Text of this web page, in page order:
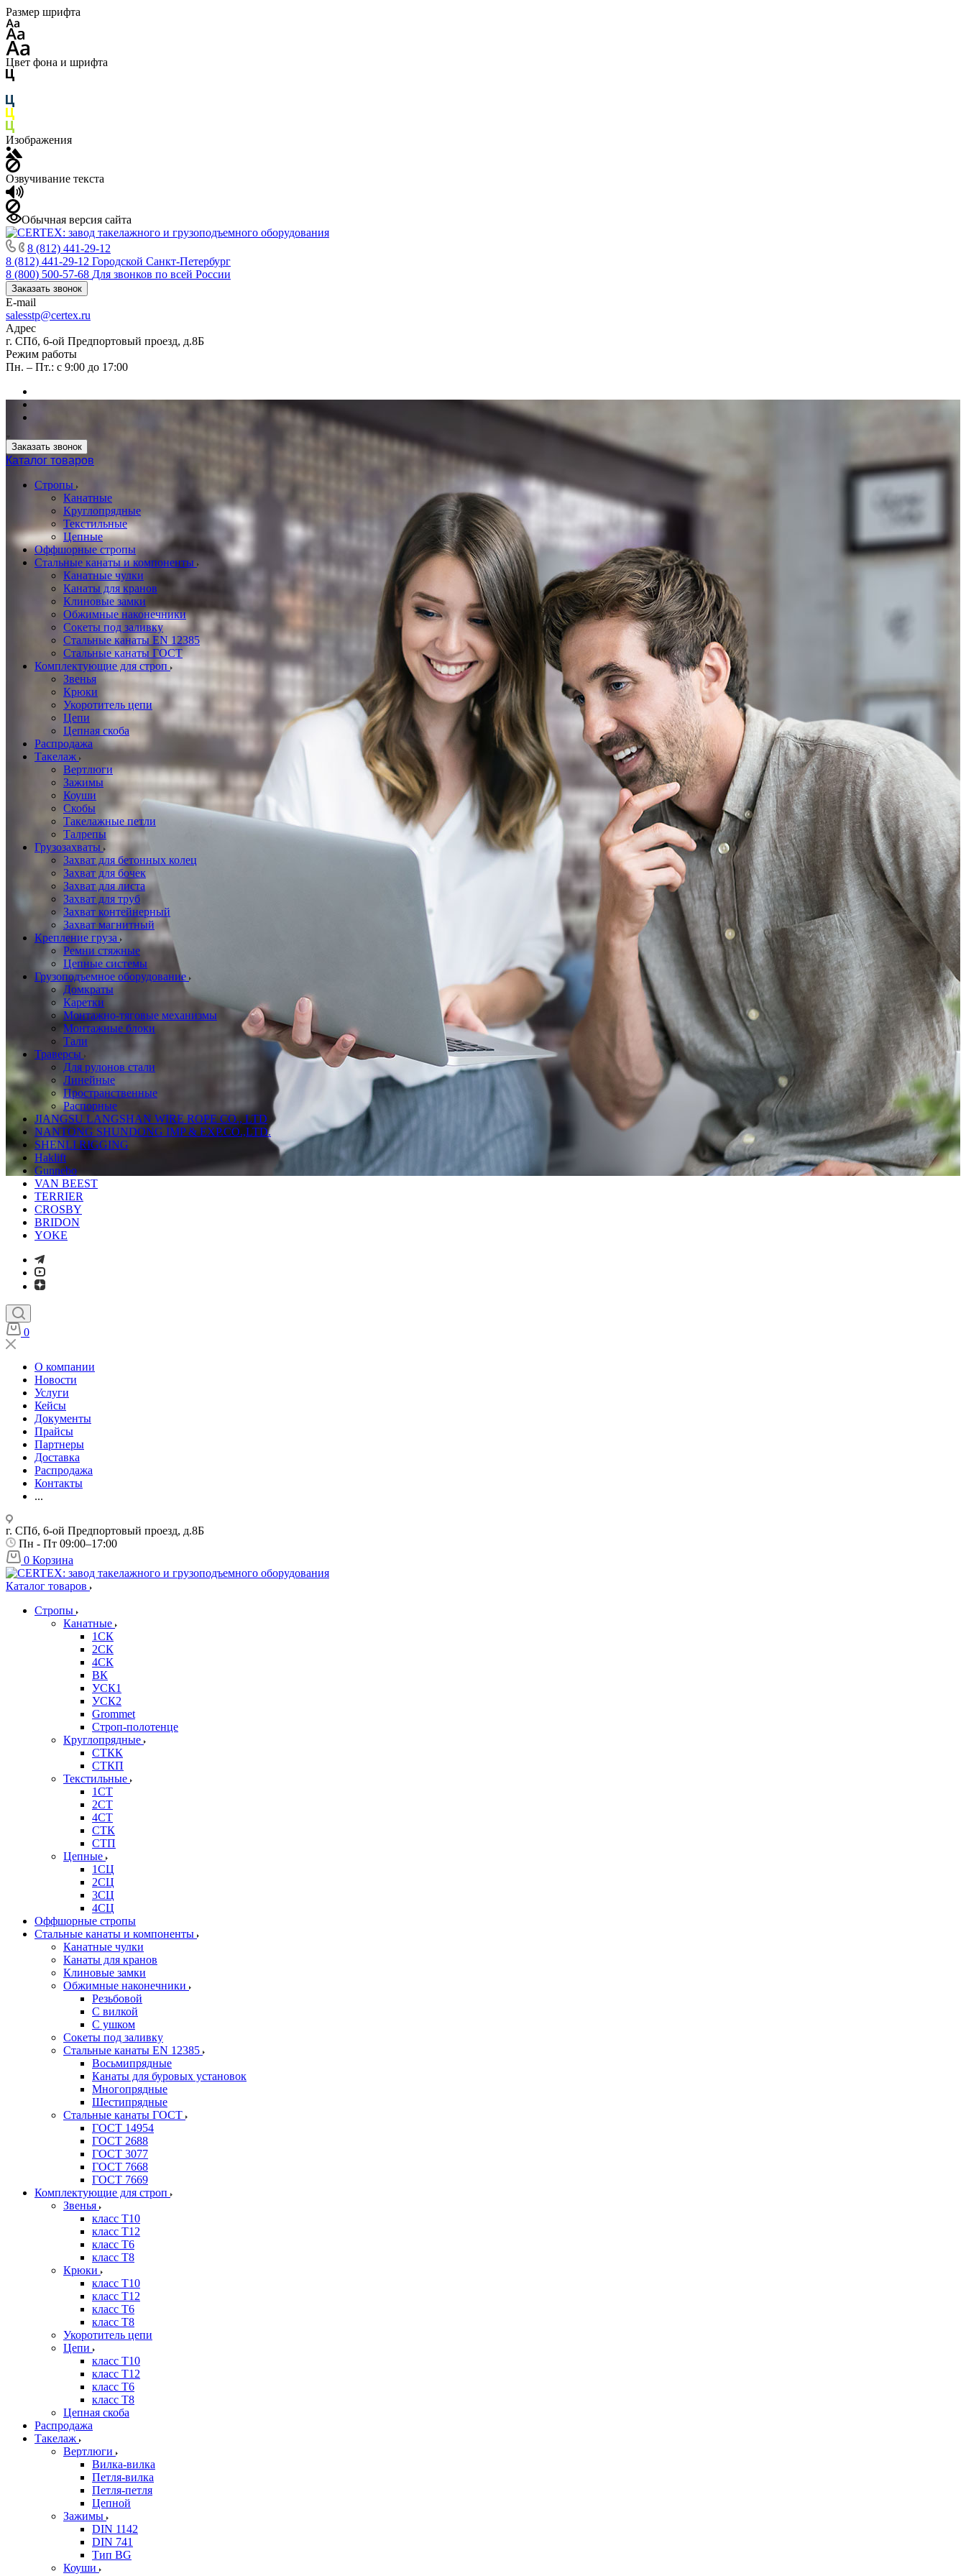
Размер шрифта
Цвет фона и шрифта
Изображения
Озвучивание текста
Обычная версия сайта
8 (812) 441-29-12
8 (812) 441-29-12 Городской Санкт-Петербург
8 (800) 500-57-68 Для звонков по всей России
Заказать звонок
E-mail
salesstp@certex.ru
Адрес
г. СПб, 6-ой Предпортовый проезд, д.8Б
Режим работы
Пн. – Пт.: с 9:00 до 17:00
Заказать звонок
Каталог товаров
Стропы
Канатные
Круглопрядные
Текстильные
Цепные
Оффшорные стропы
Стальные канаты и компоненты
Канатные чулки
Канаты для кранов
Клиновые замки
Обжимные наконечники
Сокеты под заливку
Стальные канаты EN 12385
Стальные канаты ГОСТ
Комплектующие для строп
Звенья
Крюки
Укоротитель цепи
Цепи
Цепная скоба
Распродажа
Такелаж
Вертлюги
Зажимы
Коуши
Скобы
Такелажные петли
Талрепы
Грузозахваты
Захват для бетонных колец
Захват для бочек
Захват для листа
Захват для труб
Захват контейнерный
Захват магнитный
Крепление груза
Ремни стяжные
Цепные системы
Грузоподъемное оборудование
Домкраты
Каретки
Монтажно-тяговые механизмы
Монтажные блоки
Тали
Траверсы
Для рулонов стали
Линейные
Пространственные
Распорные
JIANGSU LANGSHAN WIRE ROPE CO., LTD
NANTONG SHUNDONG IMP & EXP.CO.,LTD.
SHENLI RIGGING
Haklift
Gunnebo
VAN BEEST
TERRIER
CROSBY
BRIDON
YOKE
0
О компании
Новости
Услуги
Кейсы
Документы
Прайсы
Партнеры
Доставка
Распродажа
Контакты
...
г. СПб, 6-ой Предпортовый проезд, д.8Б
Пн - Пт 09:00–17:00
0 Корзина
Каталог товаров
Стропы
Канатные
1СК
2СК
4СК
ВК
УСК1
УСК2
Grommet
Строп-полотенце
Круглопрядные
СТКК
СТКП
Текстильные
1СТ
2СТ
4СТ
СТК
СТП
Цепные
1СЦ
2СЦ
3СЦ
4СЦ
Оффшорные стропы
Стальные канаты и компоненты
Канатные чулки
Канаты для кранов
Клиновые замки
Обжимные наконечники
Резьбовой
С вилкой
С ушком
Сокеты под заливку
Стальные канаты EN 12385
Восьмипрядные
Канаты для буровых установок
Многопрядные
Шестипрядные
Стальные канаты ГОСТ
ГОСТ 14954
ГОСТ 2688
ГОСТ 3077
ГОСТ 7668
ГОСТ 7669
Комплектующие для строп
Звенья
класс Т10
класс Т12
класс Т6
класс Т8
Крюки
класс Т10
класс Т12
класс Т6
класс Т8
Укоротитель цепи
Цепи
класс Т10
класс Т12
класс Т6
класс Т8
Цепная скоба
Распродажа
Такелаж
Вертлюги
Вилка-вилка
Петля-вилка
Петля-петля
Цепной
Зажимы
DIN 1142
DIN 741
Тип BG
Коуши